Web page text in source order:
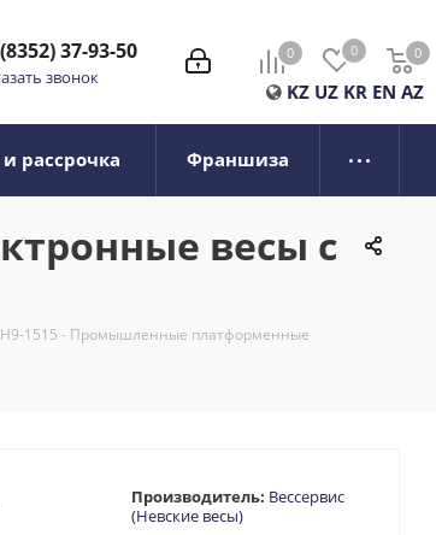
0 0 0
0
KZ UZ KR EN AZ
37-93-50
звонок
рассрочка Франшиза
весы с
1515 - Промышленные платформенные
Производитель: Вессервис
(Невские весы)